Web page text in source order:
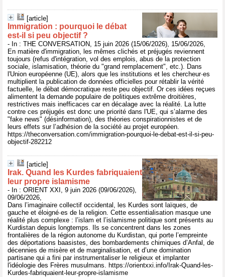
[article]
Immigration : pourquoi le débat
est‑il si peu objectif ?
- In : THE CONVERSATION, 15 juin 2026 (15/06/2026), 15/06/2026,
En matière d'immigration, les mêmes clichés et préjugés reviennent
toujours (refus d'intégration, vol des emplois, abus de la protection
sociale, islamisation, théorie du "grand remplacement", etc.). Dans
l'Union européenne (UE), alors que les institutions et les chercheur·es
multiplient la publication de données officielles pour rétablir la vérité
factuelle, le débat démocratique reste peu objectif. Or ces idées reçues
alimentent la demande populaire de politiques extrême droitières,
restrictives mais inefficaces car en décalage avec la réalité. La lutte
contre ces préjugés est donc une priorité dans l'UE, qui s’alarme des
"fake news" (désinformation), des théories conspirationnistes et de
leurs effets sur l’adhésion de la société au projet européen.
https://theconversation.com/immigration-pourquoi-le-debat-est-il-si-peu-
objectif-282212
[article]
Irak. Quand les Kurdes fabriquaient
leur propre islamisme
- In : ORIENT XXI, 9 juin 2026 (09/06/2026),
09/06/2026,
Dans l’imaginaire collectif occidental, les Kurdes sont laïques, de
gauche et éloigné·es de la religion. Cette essentialisation masque une
réalité plus complexe : l’islam et l’islamisme politique sont présents au
Kurdistan depuis longtemps. Ils se concentrent dans les zones
frontalières de la région autonome du Kurdistan, qui porte l’empreinte
des déportations baasistes, des bombardements chimiques d’Anfal, de
décennies de misère et de marginalisation, et d’une domination
partisane qui a fini par instrumentaliser le religieux et implanter
l'idéologie des Frères musulmans. https://orientxxi.info/Irak-Quand-les-
Kurdes-fabriquaient-leur-propre-islamisme